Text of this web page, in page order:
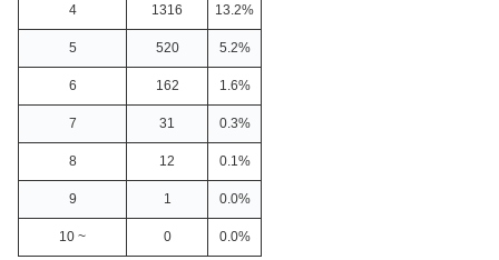
4 1316 13.2%
5 520 5.2%
6 162 1.6%
7 31 0.3%
8 12 0.1%
9 1 0.0%
10 ~ 0 0.0%